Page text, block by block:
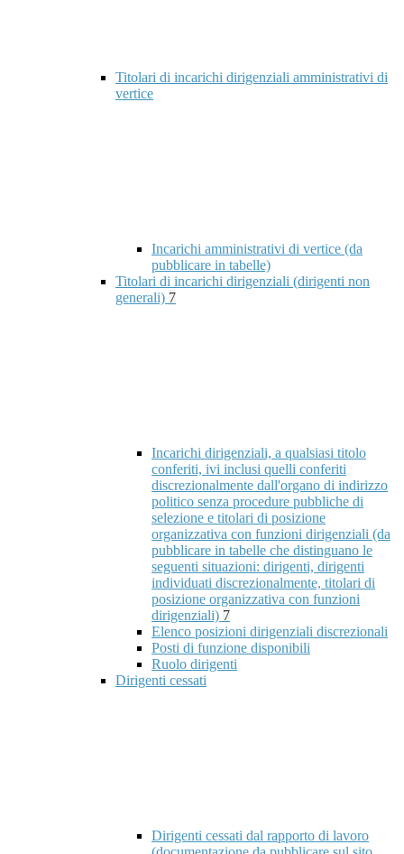
Titolari di incarichi dirigenziali amministrativi di
vertice
Incarichi amministrativi di vertice (da
pubblicare in tabelle)
Titolari di incarichi dirigenziali (dirigenti non
generali) 7
Incarichi dirigenziali, a qualsiasi titolo
conferiti, ivi inclusi quelli conferiti
discrezionalmente dall'organo di indirizzo
politico senza procedure pubbliche di
selezione e titolari di posizione
organizzativa con funzioni dirigenziali (da
pubblicare in tabelle che distinguano le
seguenti situazioni: dirigenti, dirigenti
individuati discrezionalmente, titolari di
posizione organizzativa con funzioni
dirigenziali) 7
Elenco posizioni dirigenziali discrezionali
Posti di funzione disponibili
Ruolo dirigenti
Dirigenti cessati
Dirigenti cessati dal rapporto di lavoro